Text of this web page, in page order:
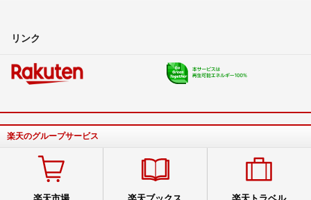
リンク
楽天のグループサービス